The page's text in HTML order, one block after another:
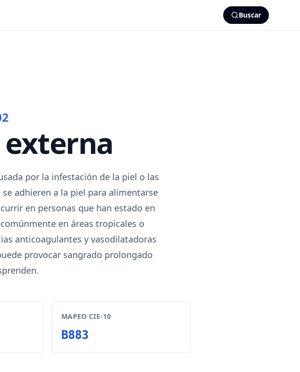
Buscar
por la infestación de la piel o las
adhieren a la piel para alimentarse
en personas que han estado en
en áreas tropicales o
anticoagulantes y vasodilatadoras
provocar sangrado prolongado
MAPEO CIE-10
B883